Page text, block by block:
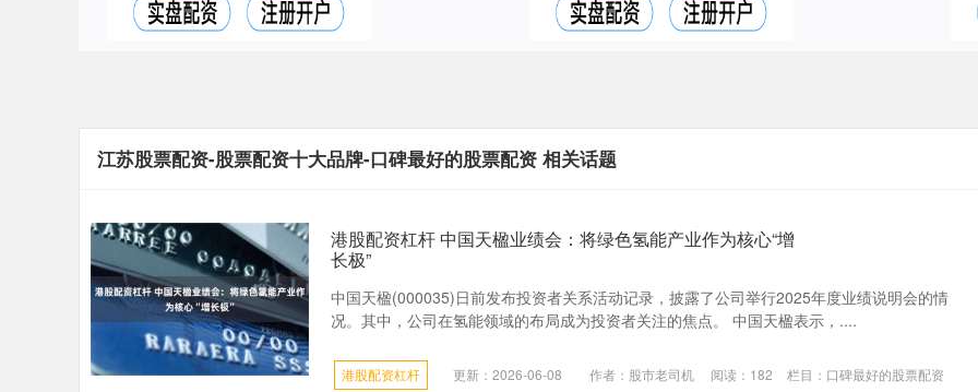
江苏股票配资-股票配资十大品牌-口碑最好的股票配资 相关话题
港股配资杠杆 中国天楹业绩会：将绿色氢能产业作为核心“增
长极”
中国天楹(000035)日前发布投资者关系活动记录，披露了公司举行2025年度业绩说明会的情
况。其中，公司在氢能领域的布局成为投资者关注的焦点。 中国天楹表示，....
港股配资杠杆 更新：2026-06-08 作者：股市老司机 阅读： 182 栏目： 口碑最好的股票配资